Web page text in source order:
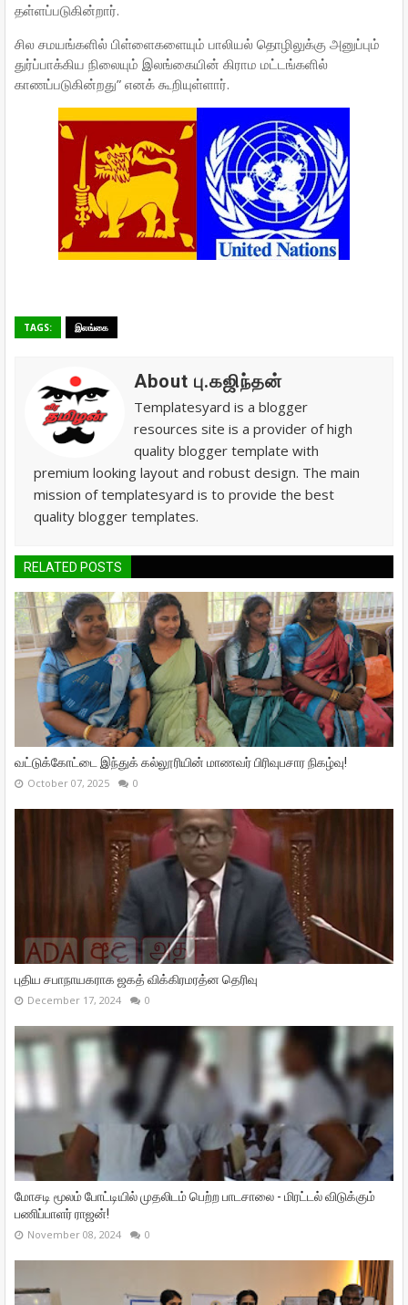
தள்ளப்படுகின்றார்.
சில சமயங்களில் பிள்ளைகளையும் பாலியல் தொழிலுக்கு அனுப்பும்
துர்ப்பாக்கிய நிலையும் இலங்கையின் கிராம மட்டங்களில்
காணப்படுகின்றது” எனக் கூறியுள்ளார்.
TAGS: இலங்கை
About பு.கஜிந்தன்
Templatesyard is a blogger
resources site is a provider of high
quality blogger template with
premium looking layout and robust design. The main
mission of templatesyard is to provide the best
quality blogger templates.
RELATED POSTS
வட்டுக்கோட்டை இந்துக் கல்லூரியின் மாணவர் பிரிவுபசார நிகழ்வு!
October 07, 2025 0
புதிய சபாநாயகராக ஜகத் விக்கிரமரத்ன தெரிவு
December 17, 2024 0
மோசடி மூலம் போட்டியில் முதலிடம் பெற்ற பாடசாலை - மிரட்டல் விடுக்கும்
பணிப்பாளர் ராஜன்!
November 08, 2024 0